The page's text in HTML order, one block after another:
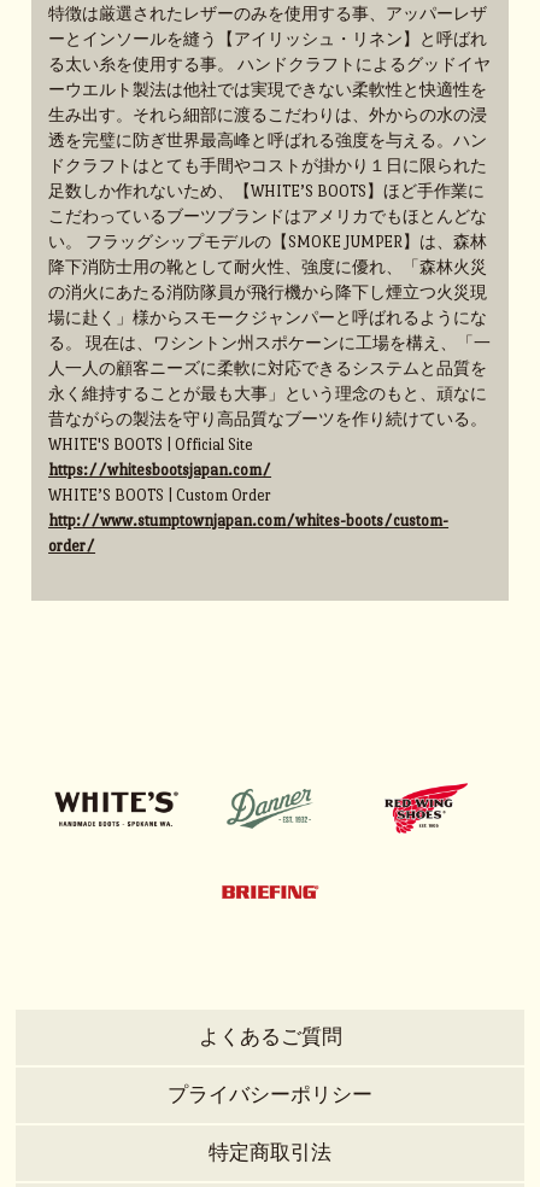
特徴は厳選されたレザーのみを使用する事、アッパーレザ
ーとインソールを縫う【アイリッシュ・リネン】と呼ばれ
る太い糸を使用する事。 ハンドクラフトによるグッドイヤ
ーウエルト製法は他社では実現できない柔軟性と快適性を
生み出す。それら細部に渡るこだわりは、外からの水の浸
透を完璧に防ぎ世界最高峰と呼ばれる強度を与える。ハン
ドクラフトはとても手間やコストが掛かり１日に限られた
足数しか作れないため、【WHITE’S BOOTS】ほど手作業に
こだわっているブーツブランドはアメリカでもほとんどな
い。 フラッグシップモデルの【SMOKE JUMPER】は、森林
降下消防士用の靴として耐火性、強度に優れ、「森林火災
の消火にあたる消防隊員が飛行機から降下し煙立つ火災現
場に赴く」様からスモークジャンパーと呼ばれるようにな
る。 現在は、ワシントン州スポケーンに工場を構え、「一
人一人の顧客ニーズに柔軟に対応できるシステムと品質を
永く維持することが最も大事」という理念のもと、頑なに
昔ながらの製法を守り高品質なブーツを作り続けている。
WHITE'S BOOTS | Official Site
https://whitesbootsjapan.com/
WHITE’S BOOTS | Custom Order
http://www.stumptownjapan.com/whites-boots/custom-
order/
よくあるご質問
プライバシーポリシー
特定商取引法